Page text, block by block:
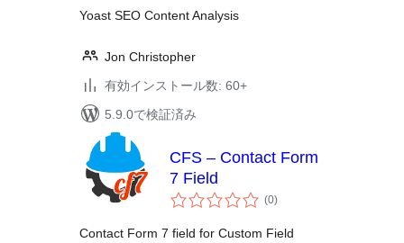
Yoast SEO Content Analysis
Jon Christopher
有効インストール数: 60+
5.9.0で検証済み
CFS – Contact Form
7 Field
(0個
の
価
)
Contact Form 7 field for Custom Field